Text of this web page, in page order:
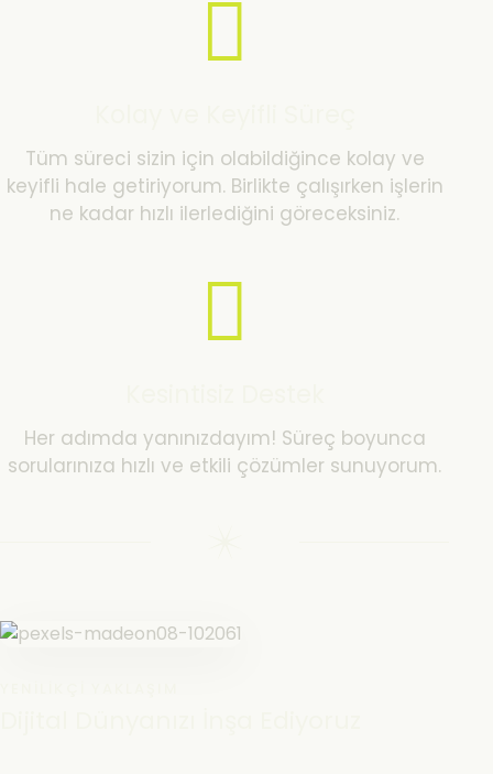
Tüm süreci sizin için olabildiğince kolay ve
keyifli hale getiriyorum. Birlikte çalışırken işlerin
ne kadar hızlı ilerlediğini göreceksiniz.
Her adımda yanınızdayım! Süreç boyunca
sorularınıza hızlı ve etkili çözümler sunuyorum.